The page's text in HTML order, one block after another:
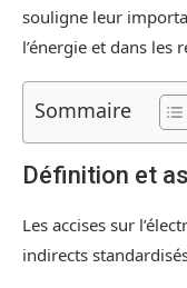
souligne leur
l’énergie et dans les
Sommaire
Définition et
Les accises sur
indirects